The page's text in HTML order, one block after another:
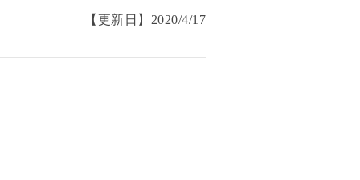
【更新日】 2020/4/17